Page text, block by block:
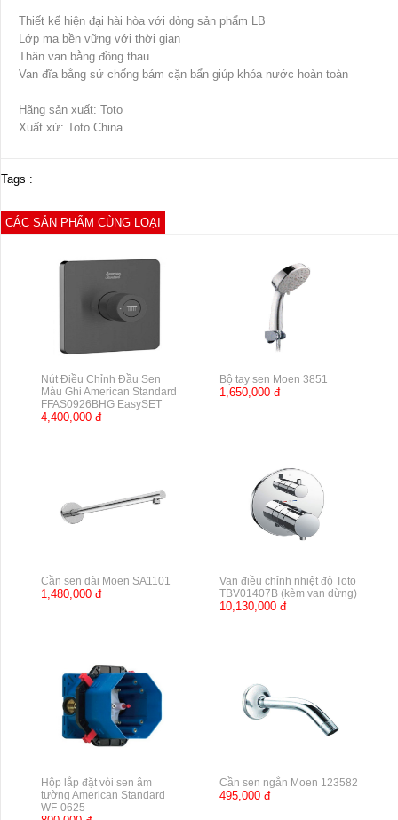
Thiết kế hiện đại hài hòa với dòng sản phẩm LB
Lớp mạ bền vững với thời gian
Thân van bằng đồng thau
Van đĩa bằng sứ chống bám cặn bẩn giúp khóa nước hoàn toàn
Hãng sản xuất: Toto
Xuất xứ: Toto China
Tags :
CÁC SẢN PHẨM CÙNG LOẠI
Nút Điều Chỉnh Đầu Sen
Màu Ghi American Standard
FFAS0926BHG EasySET
4,400,000 đ
Bộ tay sen Moen 3851
1,650,000 đ
Cần sen dài Moen SA1101
1,480,000 đ
Van điều chỉnh nhiệt độ Toto
TBV01407B (kèm van dừng)
10,130,000 đ
Hộp lắp đặt vòi sen âm
tường American Standard
WF-0625
Cần sen ngắn Moen 123582
495,000 đ